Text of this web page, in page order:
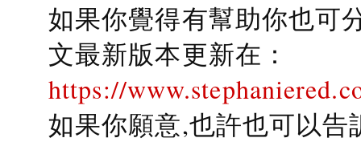
如果你覺得有幫助你也可
文最新版本更新在：
https://
如果你願意,也許也可以